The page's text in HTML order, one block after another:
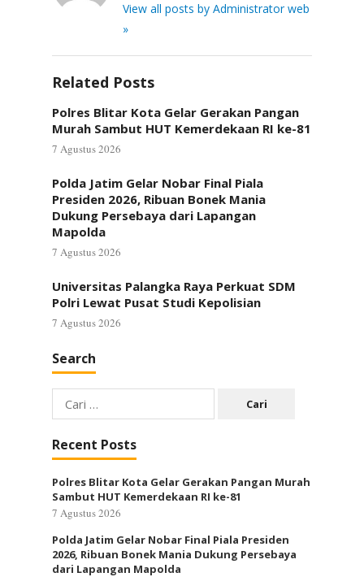
View all posts by Administrator web
»
Related Posts
Polres Blitar Kota Gelar Gerakan Pangan
Murah Sambut HUT Kemerdekaan RI ke-81
7 Agustus 2026
Polda Jatim Gelar Nobar Final Piala
Presiden 2026, Ribuan Bonek Mania
Dukung Persebaya dari Lapangan
Mapolda
7 Agustus 2026
Universitas Palangka Raya Perkuat SDM
Polri Lewat Pusat Studi Kepolisian
7 Agustus 2026
Search
Cari
untuk:
Recent Posts
Polres Blitar Kota Gelar Gerakan Pangan Murah
Sambut HUT Kemerdekaan RI ke-81
7 Agustus 2026
Polda Jatim Gelar Nobar Final Piala Presiden
2026, Ribuan Bonek Mania Dukung Persebaya
dari Lapangan Mapolda